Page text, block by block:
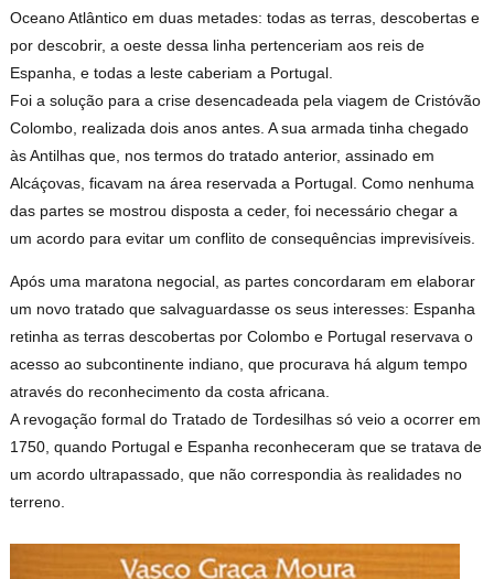
Oceano Atlântico em duas metades: todas as terras, descobertas e
por descobrir, a oeste dessa linha pertenceriam aos reis de
Espanha, e todas a leste caberiam a Portugal.
Foi a solução para a crise desencadeada pela viagem de Cristóvão
Colombo, realizada dois anos antes. A sua armada tinha chegado
às Antilhas que, nos termos do tratado anterior, assinado em
Alcáçovas, ficavam na área reservada a Portugal. Como nenhuma
das partes se mostrou disposta a ceder, foi necessário chegar a
um acordo para evitar um conflito de consequências imprevisíveis.
Após uma maratona negocial, as partes concordaram em elaborar
um novo tratado que salvaguardasse os seus interesses: Espanha
retinha as terras descobertas por Colombo e Portugal reservava o
acesso ao subcontinente indiano, que procurava há algum tempo
através do reconhecimento da costa africana.
A revogação formal do Tratado de Tordesilhas só veio a ocorrer em
1750, quando Portugal e Espanha reconheceram que se tratava de
um acordo ultrapassado, que não correspondia às realidades no
terreno.